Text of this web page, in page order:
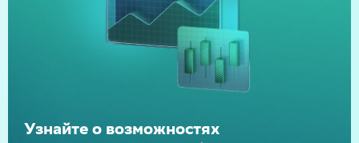
Узнайте о возможностях